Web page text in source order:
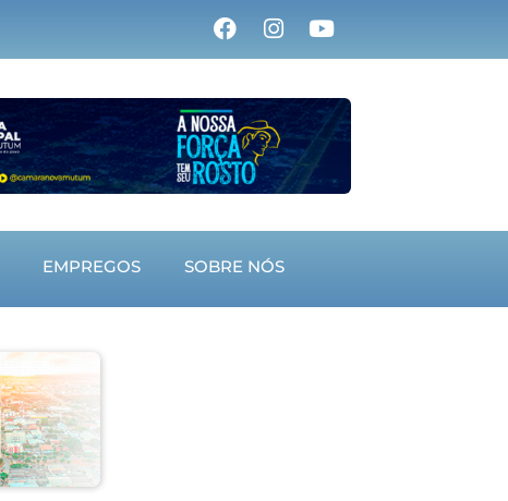
EMPREGOS SOBRE NÓS